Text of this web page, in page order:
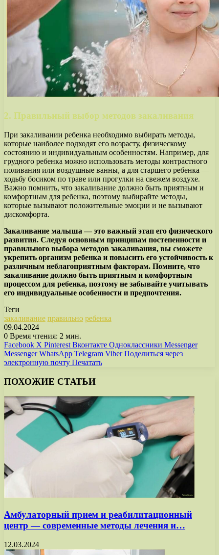
2. Правильный выбор методов закаливания
При закаливании ребенка необходимо выбирать методы,
которые наиболее подходят его возрасту, физическому
состоянию и индивидуальным особенностям. Например, для
грудного ребенка можно использовать методы контрастного
поливания или воздушные ванны, а для старшего ребенка —
ходьбу босиком по траве или прогулки на свежем воздухе.
Важно помнить, что закаливание должно быть приятным и
комфортным для ребенка, поэтому выбирайте методы,
которые вызывают положительные эмоции и не вызывают
дискомфорта.
Закаливание малыша — это важный этап его физического
развития. Следуя основным принципам постепенности и
правильного выбора методов закаливания, вы сможете
укрепить организм ребенка и повысить его устойчивость к
различным неблагоприятным факторам. Помните, что
закаливание должно быть приятным и комфортным
процессом для ребенка, поэтому не забывайте учитывать
его индивидуальные особенности и предпочтения.
Теги
закаливание правильно ребенка
09.04.2024
0 Время чтения: 2 мин.
Facebook X Pinterest Вконтакте Одноклассники Messenger
Messenger WhatsApp Telegram Viber Поделиться через
электронную почту Печатать
ПОХОЖИЕ СТАТЬИ
Амбулаторный прием и реабилитационный
центр — современные методы лечения и…
12.03.2024